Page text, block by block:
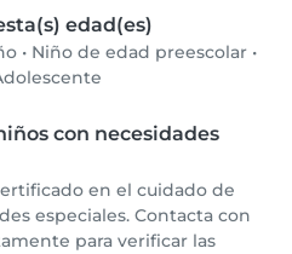
edad(es)
• Niño de edad preescolar •
con necesidades
en el cuidado de
especiales. Contacta con
para verificar las